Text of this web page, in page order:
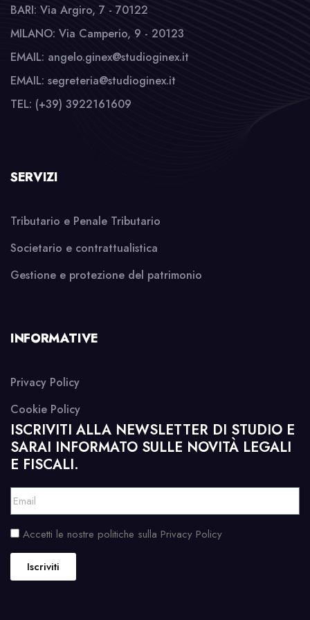
BARI: Via Argiro, 7 - 70122
MILANO: Via Camperio, 9 - 20123
EMAIL: angelo.ginex@studioginex.it
EMAIL: segreteria@studioginex.it
TEL: (+39) 3922161609
SERVIZI
Tributario e Penale Tributario
Societario e contrattualistica
Gestione e protezione del patrimonio
INFORMATIVE
Privacy Policy
Cookie Policy
ISCRIVITI ALLA NEWSLETTER DI STUDIO E
SARAI INFORMATO SULLE NOVITÀ LEGALI
E FISCALI.
Accetti le nostre politiche sulla Privacy Policy
Iscriviti